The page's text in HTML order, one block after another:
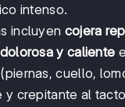
intenso.
incluyen cojera
y caliente
cuello,
y crepitante al